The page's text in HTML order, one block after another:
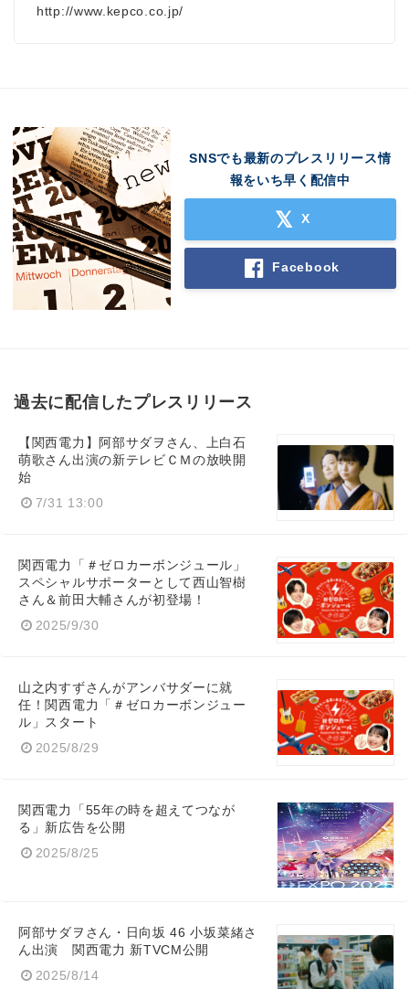
http://www.kepco.co.jp/
SNSでも最新のプレスリリース情
報をいち早く配信中
X
Facebook
過去に配信したプレスリリース
【関西電力】阿部サダヲさん、上白石
萌歌さん出演の新テレビＣＭの放映開
始
7/31 13:00
関西電力「＃ゼロカーボンジュール」
スペシャルサポーターとして西山智樹
さん＆前田大輔さんが初登場！
2025/9/30
山之内すずさんがアンバサダーに就
任！関西電力「＃ゼロカーボンジュー
ル」スタート
2025/8/29
関西電力「55年の時を超えてつなが
る」新広告を公開
2025/8/25
阿部サダヲさん・日向坂 46 小坂菜緒さ
ん出演 関西電力 新TVCM公開
2025/8/14